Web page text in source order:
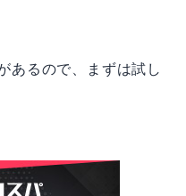
あるので、まずは試し